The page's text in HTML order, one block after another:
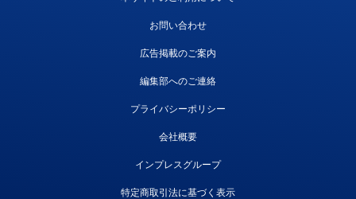
お問い合わせ
広告掲載のご案内
編集部へのご連絡
プライバシーポリシー
会社概要
インプレスグループ
特定商取引法に基づく表示